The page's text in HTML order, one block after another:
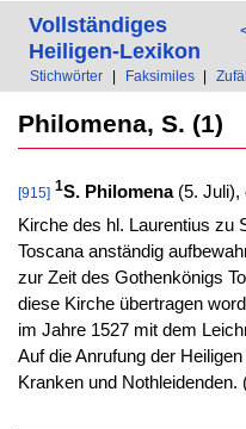
Vollständiges
Heiligen-Lexikon
Stichwörter Faksimiles
Philomena, S. (1)
[915] 1S. Philomena(5. Juli),
Kirche des hl. Laurentius zu
Toscana anständig
zur Zeit des Gothenkönigs
diese Kirche übertragen
im Jahre 1527 mit dem
Auf die Anrufung der
Kranken und Nothleidenden.